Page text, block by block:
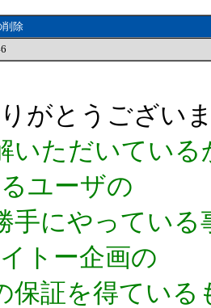
削除
がとうござい
いただいてい
ユーザの
手にやってい
トー企画の
保証を得てい